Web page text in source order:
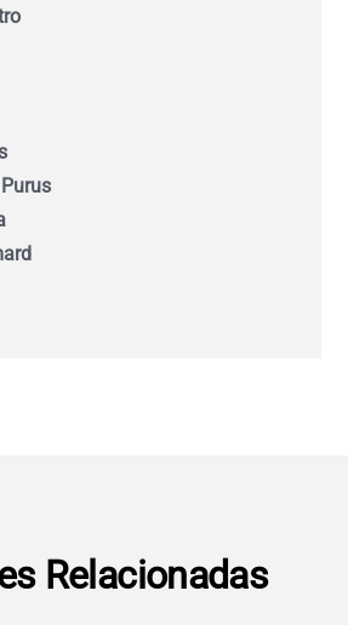
Rio Grande do Norte (RN)
Relacionadas